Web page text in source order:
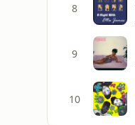
8
9
10